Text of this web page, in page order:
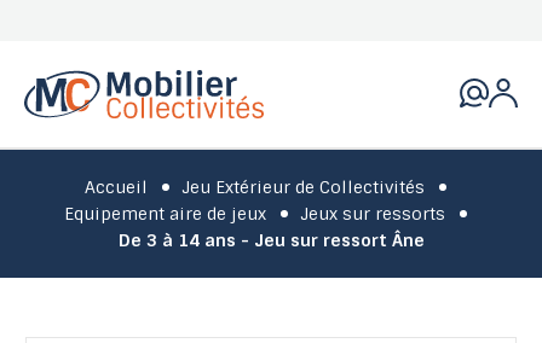
Accueil
Jeu Extérieur de Collectivités
Equipement aire de jeux
Jeux sur ressorts
De 3 à 14 ans - Jeu sur ressort Âne